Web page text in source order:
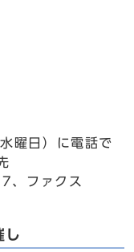
曜日）に電話で
、ファクス
し